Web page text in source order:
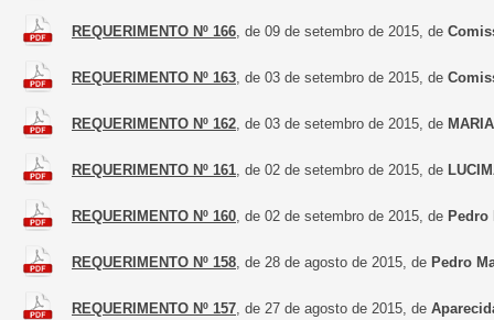
REQUERIMENTO Nº 166, de 09 de setembro de 2015, de
REQUERIMENTO Nº 163, de 03 de setembro de 2015, de
REQUERIMENTO Nº 162, de 03 de setembro de 2015, de
REQUERIMENTO Nº 161, de 02 de setembro de 2015, de
REQUERIMENTO Nº 160, de 02 de setembro de 2015, de Pedro
REQUERIMENTO Nº 158, de 28 de agosto de 2015, de Pedro
REQUERIMENTO Nº 157, de 27 de agosto de 2015, de